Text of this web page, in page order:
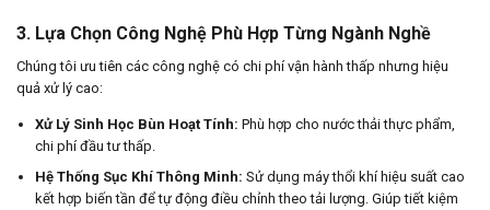
3. Lựa Chọn Công Nghệ Phù Hợp Từng Ngành Nghề
Chúng tôi ưu tiên các công nghệ có chi phí vận hành thấp nhưng hiệu
quả xử lý cao:
Xử Lý Sinh Học Bùn Hoạt Tính: Phù hợp cho nước thải thực phẩm,
chi phí đầu tư thấp.
Hệ Thống Sục Khí Thông Minh: Sử dụng máy thổi khí hiệu suất cao
kết hợp biến tần để tự động điều chỉnh theo tải lượng. Giúp tiết kiệm